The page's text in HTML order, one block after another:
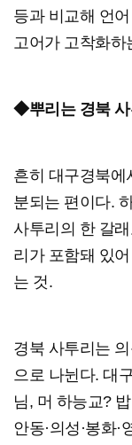
등과 비교해 언
고어가 고착화하
◆뿌리는 경북
흔히 대구경북에
분되는 편이다.
사투리의 한 갈
리가 포함돼 있
는 것.
경북 사투리는
으로 나뉜다. 대
님, 머 하능교?
안동·의성·봉화